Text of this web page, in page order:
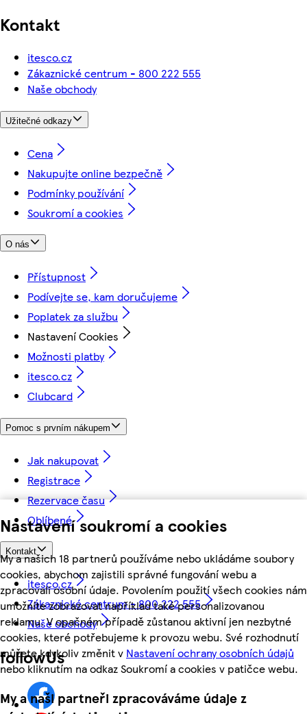
Nastavení soukromí a cookies
My a našich 18 partnerů používáme nebo ukládáme soubory
cookies, abychom zajistili správné fungování webu a
zpracovali osobní údaje. Povolením použití všech cookies nám
umožníte zobrazovat například také personalizovanou
reklamu. V opačném případě zůstanou aktivní jen nezbytné
cookies, které potřebujeme k provozu webu. Své rozhodnutí
můžete kdykoliv změnit v Nastavení ochrany osobních údajů
nebo kliknutím na odkaz Soukromí a cookies v patičce webu.
My a naši partneři zpracováváme údaje z
Kontakt
itesco.cz
Zákaznické centrum - 800 222 555
Naše obchody
Užitečné odkazy
Cena
Nakupujte online bezpečně
Podmínky používání
Soukromí a cookies
O nás
Přístupnost
Podívejte se, kam doručujeme
Poplatek za službu
Nastavení Cookies
Možnosti platby
itesco.cz
Clubcard
Pomoc s prvním nákupem
Jak nakupovat
Registrace
Rezervace času
Oblíbené
Kontakt
itesco.cz
Zákaznické centrum - 800 222 555
Naše obchody
followUs